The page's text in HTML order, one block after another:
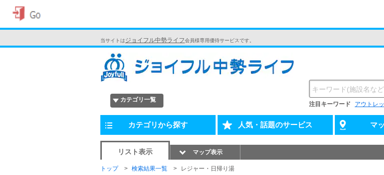
当サイトはジョイフル中勢ライフ会員様専用優待サービスです。
カテゴリ一覧
注目キーワード アウトレ
カテゴリから探す 人気・話題のサービス マ
リスト表示 マップ表示
トップ 検索結果一覧 レジャー・日帰り湯